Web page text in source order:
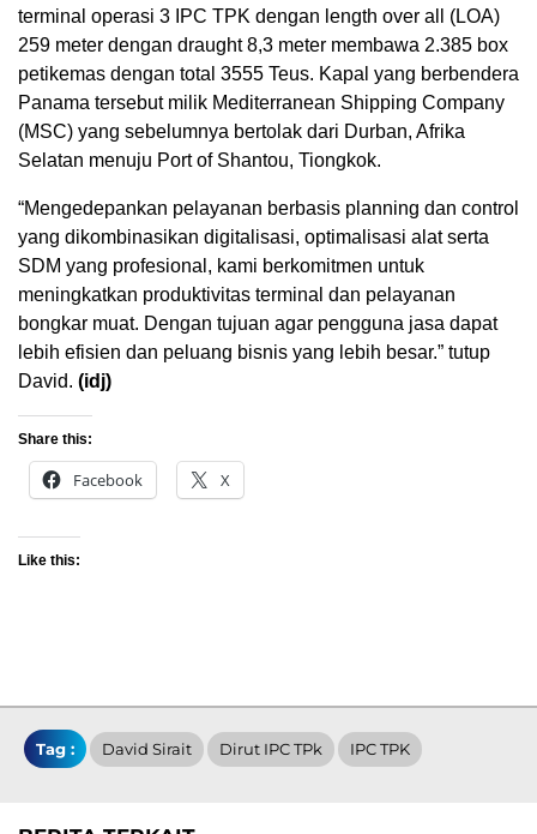
terminal operasi 3 IPC TPK dengan length over all (LOA)
259 meter dengan draught 8,3 meter membawa 2.385 box
petikemas dengan total 3555 Teus. Kapal yang berbendera
Panama tersebut milik Mediterranean Shipping Company
(MSC) yang sebelumnya bertolak dari Durban, Afrika
Selatan menuju Port of Shantou, Tiongkok.
“Mengedepankan pelayanan berbasis planning dan control
yang dikombinasikan digitalisasi, optimalisasi alat serta
SDM yang profesional, kami berkomitmen untuk
meningkatkan produktivitas terminal dan pelayanan
bongkar muat. Dengan tujuan agar pengguna jasa dapat
lebih efisien dan peluang bisnis yang lebih besar.” tutup
David. (idj)
Share this:
Facebook X
Like this:
Tag : David Sirait Dirut IPC TPk IPC TPK